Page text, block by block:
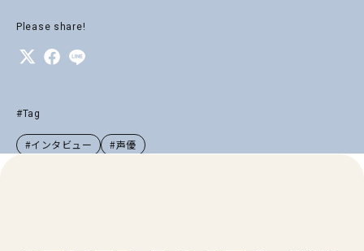
Please share!
#Tag
#インタビュー #声優